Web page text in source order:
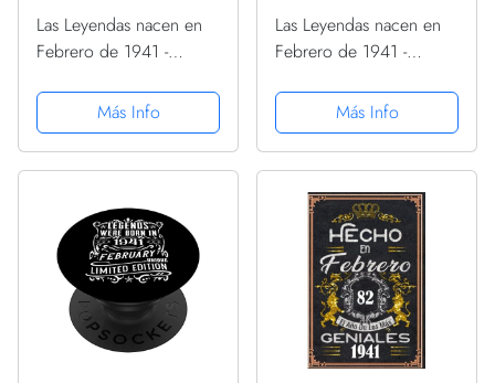
Las Leyendas nacen en
Febrero de 1941 -
CamisetaMás Info
Las Leyendas nacen en
Febrero de 1941 -
CamisetaMás Info